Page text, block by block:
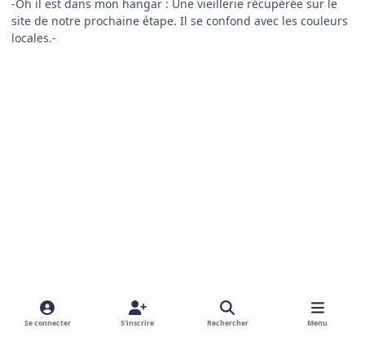
-Oh il est dans mon hangar : Une vieillerie récupérée sur le
site de notre prochaine étape. Il se confond avec les couleurs
locales.-
Se connecter S’inscrire Rechercher Menu